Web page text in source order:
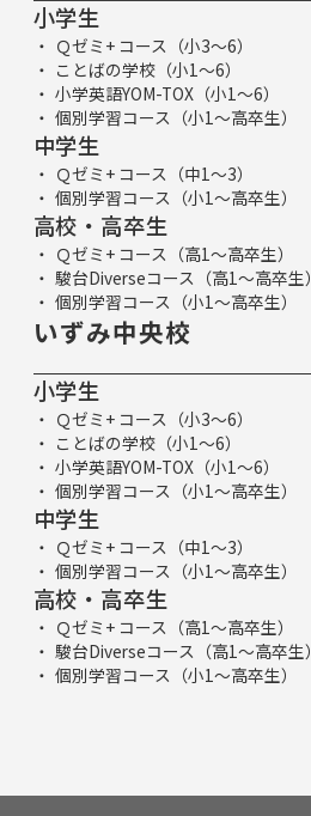
小学生
Ｑゼミ+ コース（小3～6）
ことばの学校（小1～6）
小学英語YOM-TOX（小1～6）
個別学習コース（小1～高卒生）
中学生
Ｑゼミ+ コース（中1～3）
個別学習コース（小1～高卒生）
高校・高卒生
Ｑゼミ+ コース（高1～高卒生）
駿台Diverseコース（高1～高卒生）
個別学習コース（小1～高卒生）
いずみ中央校
小学生
Ｑゼミ+ コース（小3～6）
ことばの学校（小1～6）
小学英語YOM-TOX（小1～6）
個別学習コース（小1～高卒生）
中学生
Ｑゼミ+ コース（中1～3）
個別学習コース（小1～高卒生）
高校・高卒生
Ｑゼミ+ コース（高1～高卒生）
駿台Diverseコース（高1～高卒生）
個別学習コース（小1～高卒生）